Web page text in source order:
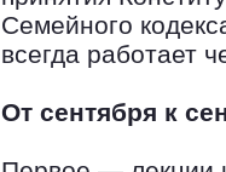
Семейного
всегда работает
От сентября к